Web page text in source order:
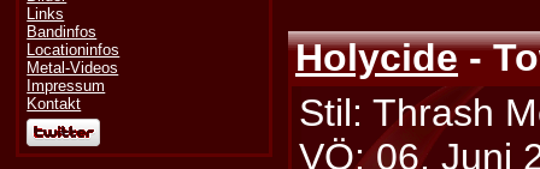
Links
Bandinfos
Locationinfos
Metal-Videos
Impressum
Kontakt
Holycide-
Stil: Thrash
VÖ: 06. Juni